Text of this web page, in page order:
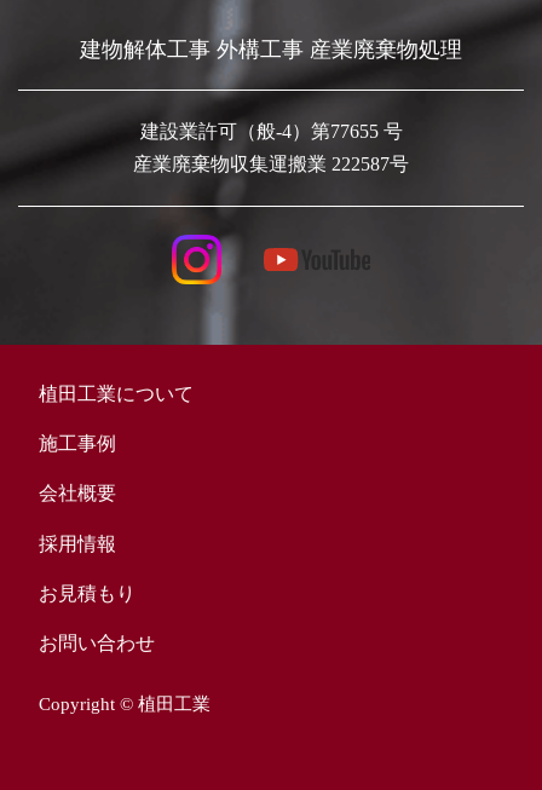
建物解体工事 外構工事 産業廃棄物処理
建設業許可（般-4）第77655 号
産業廃棄物収集運搬業 222587号
植田工業について
施工事例
会社概要
採用情報
お見積もり
お問い合わせ
Copyright © 植田工業